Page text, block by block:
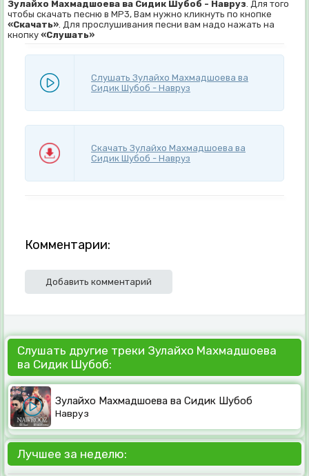
Зулайхо Махмадшоева ва Сидик Шубоб - Навруз. Для того
чтобы скачать песню в MP3, Вам нужно кликнуть по кнопке
«Скачать». Для прослушивания песни вам надо нажать на
кнопку «Слушать»
Слушать Зулайхо Махмадшоева ва
Сидик Шубоб - Навруз
Скачать Зулайхо Махмадшоева ва
Сидик Шубоб - Навруз
Комментарии:
Добавить комментарий
Слушать другие треки Зулайхо Махмадшоева
ва Сидик Шубоб:
Зулайхо Махмадшоева ва Сидик Шубоб
Навруз
Лучшее за неделю: